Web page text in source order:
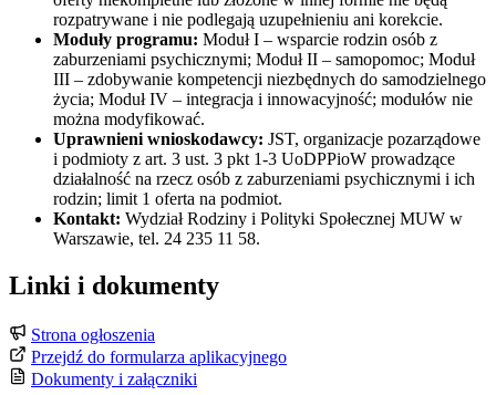
rozpatrywane i nie podlegają uzupełnieniu ani korekcie.
Moduły programu: Moduł I – wsparcie rodzin osób z
zaburzeniami psychicznymi; Moduł II – samopomoc; Moduł
III – zdobywanie kompetencji niezbędnych do samodzielnego
życia; Moduł IV – integracja i innowacyjność; modułów nie
można modyfikować.
Uprawnieni wnioskodawcy: JST, organizacje pozarządowe
i podmioty z art. 3 ust. 3 pkt 1-3 UoDPPioW prowadzące
działalność na rzecz osób z zaburzeniami psychicznymi i ich
rodzin; limit 1 oferta na podmiot.
Kontakt: Wydział Rodziny i Polityki Społecznej MUW w
Warszawie, tel. 24 235 11 58.
Linki i dokumenty
Strona ogłoszenia
Przejdź do formularza aplikacyjnego
Dokumenty i załączniki